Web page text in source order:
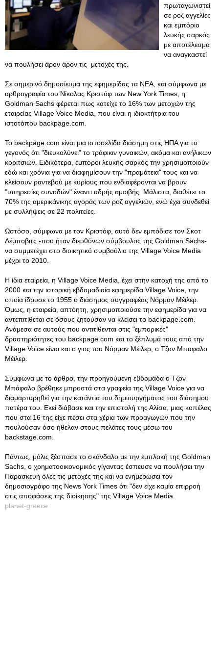
πρωταγωνιστεί
σε ροζ αγγελίες
και εμπόριο
λευκής σαρκός
με αποτέλεσμα
να αναγκαστεί
να πουλήσει άρον άρον τις μετοχές της.
Σε σημερινό δημοσίευμα της εφημερίδας τα ΝΕΑ, και σύμφωνα με
αρθρογραφία του Νίκολας Κριστόφ των New York Times, η
Goldman Sachs φέρεται πως κατείχε το 16% των μετοχών της
εταιρείας Village Voice Media, που είναι η ιδιοκτήτρια του
ιστοτόπου backpage.com.
Το backpage.com είναι μια ιστοσελίδα διάσημη στις ΗΠΑ για το
γεγονός ότι "διευκολύνει" το τράφικιν γυναικών, ακόμα και ανήλικων
κοριτσιών. Ειδικότερα, έμποροι λευκής σαρκός την χρησιμοποιούν
εδώ και χρόνια για να διαφημίσουν την "πραμάτεια" τους και να
κλείσουν ραντεβού με κυρίους που ενδιαφέρονται να βρουν
"υπηρεσίες συνοδών" έναντι αδρής αμοιβής. Μάλιστα, διαθέτει το
70% της αμερικάνικης αγοράς των ροζ αγγελιών, ενώ έχει συνδεθεί
με συλλήψεις σε 22 πολιτείες.
Ωστόσο, σύμφωνα με τον Κριστόφ, αυτό δεν εμπόδισε τον Σκοτ
Λέμποβιτς -που ήταν διευθύνων σύμβουλος της Goldman Sachs-
να συμμετέχει στο διοικητικό συμβούλιο της Village Voice Media
μέχρι το 2010.
Η ίδια εταιρεία, η Village Voice Media, έχει στην κατοχή της από το
2000 και την ιστορική εβδομαδιαία εφημερίδα Village Voice, την
οποία ίδρυσε το 1955 ο διάσημος συγγραφέας Νόρμαν Μέιλερ.
Όμως, η εταιρεία, απτόητη, χρησιμοποιούσε την εφημερίδα για να
αντεπιτίθεται σε όσους ζητούσαν να κλείσει το backpage.com.
Ανάμεσα σε αυτούς που αντιτίθενται στις "εμπορικές"
δραστηριότητες του backpage.com και το ξέπλυμά τους από την
Village Voice είναι και ο γιος του Νόρμαν Μέιλερ, ο Τζον Μπαφαλο
Μέιλερ.
Σύμφωνα με το άρθρο, την προηγούμενη εβδομάδα ο Τζον
Μπάφαλο βρέθηκε μπροστά στα γραφεία της Village Voice για να
διαμαρτυρηθεί για την κατάντια του δημιουργήματος του διάσημου
πατέρα του. Εκεί διάβασε και την επιστολή της Αλίσα, μιας κοπέλας
που στα 16 της είχε πέσει στα χέρια των προαγωγών που την
πουλούσαν όσο ήθελαν στους πελάτες τους μέσω του
backstage.com.
Πάντως, μόλις ξέσπασε το σκάνδαλο με την εμπλοκή της Goldman
Sachs, ο χρηματοοικονομικός γίγαντας έσπευσε να πουλήσει την
Παρασκευή όλες τις μετοχές της και να ενημερώσει τον
δημοσιογράφο της News York Times ότι "δεν είχε καμία επιρροή
στις αποφάσεις της διοίκησης" της Village Voice Media.
planet-greece